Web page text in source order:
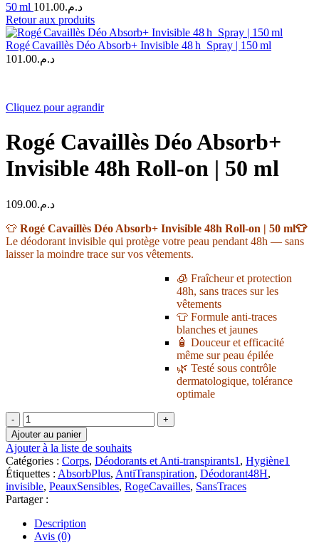
50 ml
د.م.101.00
Retour aux produits
Rogé Cavaillès Déo Absorb+ Invisible 48 h Spray | 150 ml
د.م.101.00
Cliquez pour agrandir
Rogé Cavaillès Déo Absorb+
Invisible 48h Roll-on | 50 ml
د.م.109.00
👕 Rogé Cavaillès Déo Absorb+ Invisible 48h Roll-on | 50 ml👕
Le déodorant invisible qui protège votre peau pendant 48h — sans
laisser la moindre trace sur vos vêtements.
🧊 Fraîcheur et protection
48h, sans traces sur les
vêtements
👕 Formule anti-traces
blanches et jaunes
🧴 Douceur et efficacité
même sur peau épilée
🌿 Testé sous contrôle
dermatologique, tolérance
optimale
quantité
de
Rogé
Cavaillès
Déo
Absorb+
Invisible
48h
Roll-
on
Ajouter au panier
Ajouter à la liste de souhaits
Catégories : Corps, Déodorants et Anti-transpirants1 , Hygiène1
Étiquettes : AbsorbPlus, AntiTranspiration, Déodorant48H,
invisible, PeauxSensibles, RogeCavailles, SansTraces
Partager :
Description
Avis (0)